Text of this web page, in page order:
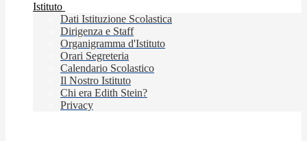
Istituto
Dati Istituzione Scolastica
Dirigenza e Staff
Organigramma d'Istituto
Orari Segreteria
Calendario Scolastico
Il Nostro Istituto
Chi era Edith Stein?
Privacy